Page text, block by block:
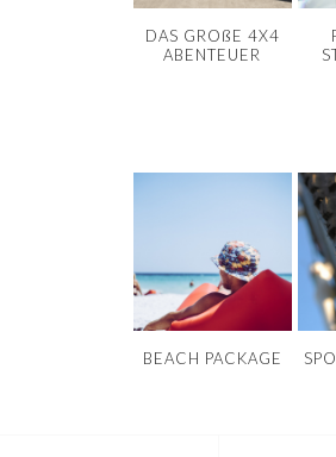
DAS GROßE 4X4
ABENTEUER
BEACH PACKAGE